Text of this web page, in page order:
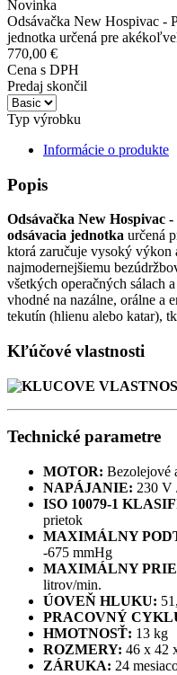
Novinka
Odsávačka New Hospivac -
jednotka určená pre
770,00 €
Cena s DPH
Predaj skončil
Typ výrobku
Informácie o produkte
Popis
Odsávačka New Hospivac
odsávacia jednotka určená
ktorá zaručuje vysoký výkon
najmodernejšiemu
všetkých operačných sálach
vhodné na nazálne, orálne a
tekutín (hlienu alebo katar),
Kľúčové vlastnosti
Technické parametre
MOTOR: Bezolejové
NAPÁJANIE: 230 V
ISO 10079-1
prietok
MAXIMÁLNY
-675 mmHg
MAXIMÁLNY
litrov/min.
ÚOVEŇ HLUKU:
PRACOVNÝ
HMOTNOSŤ: 13 kg
ROZMERY: 46 x 42
ZÁRUKA: 24